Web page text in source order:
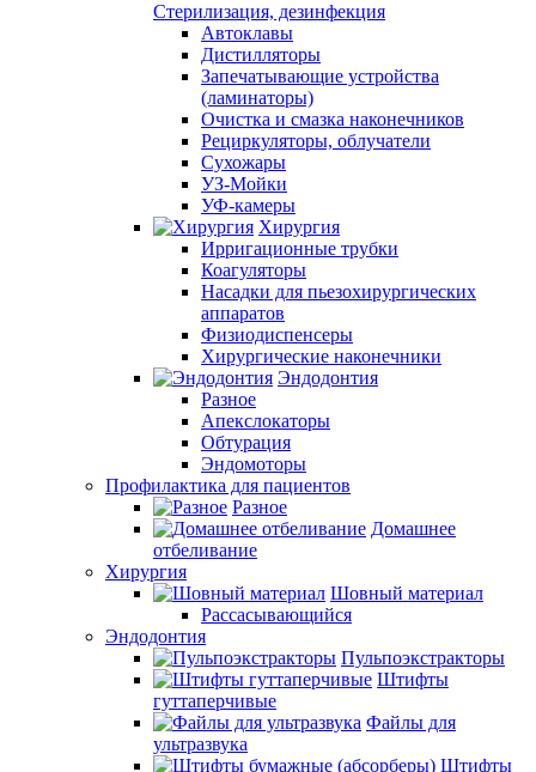
Стерилизация, дезинфекция
Автоклавы
Дистилляторы
Запечатывающие устройства
(ламинаторы)
Очистка и смазка наконечников
Рециркуляторы, облучатели
Сухожары
УЗ-Мойки
УФ-камеры
Хирургия
Ирригационные трубки
Коагуляторы
Насадки для пьезохирургических
аппаратов
Физиодиспенсеры
Хирургические наконечники
Эндодонтия
Разное
Апекслокаторы
Обтурация
Эндомоторы
Профилактика для пациентов
Разное
Домашнее
отбеливание
Хирургия
Шовный материал
Рассасывающийся
Эндодонтия
Пульпоэкстракторы
Штифты
гуттаперчивые
Файлы для
ультразвука
Штифты